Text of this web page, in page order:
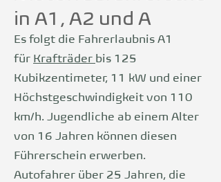
in A1, A2 und A
Es folgt die Fahrerlaubnis A1
für Krafträder bis 125
Kubikzentimeter, 11 kW und einer
Höchstgeschwindigkeit von 110
km/h. Jugendliche ab einem Alter
von 16 Jahren können diesen
Führerschein erwerben.
Autofahrer über 25 Jahren, die